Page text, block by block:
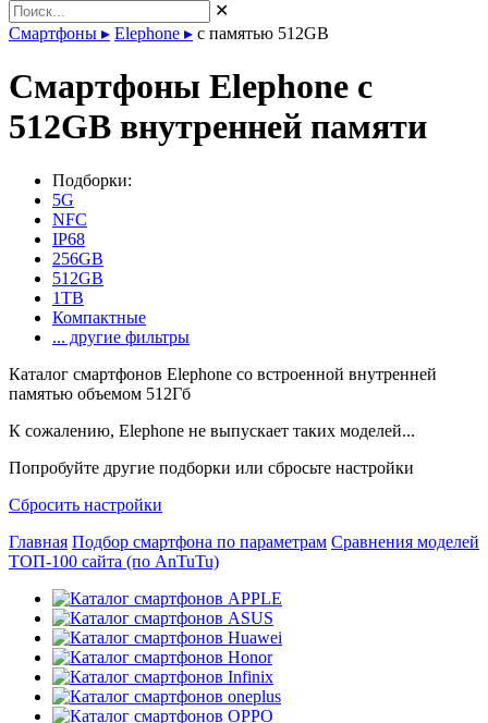
✕
Смартфоны ▸ Elephone ▸ с памятью 512GB
Смартфоны Elephone с
512GB внутренней памяти
Подборки:
5G
NFC
IP68
256GB
512GB
1TB
Компактные
... другие фильтры
Каталог смартфонов Elephone со встроенной внутренней
памятью объемом 512Гб
К сожалению, Elephone не выпускает таких моделей...
Попробуйте другие подборки или сбросьте настройки
Сбросить настройки
Главная Подбор смартфона по параметрам Сравнения моделей
ТОП-100 сайта (по AnTuTu)